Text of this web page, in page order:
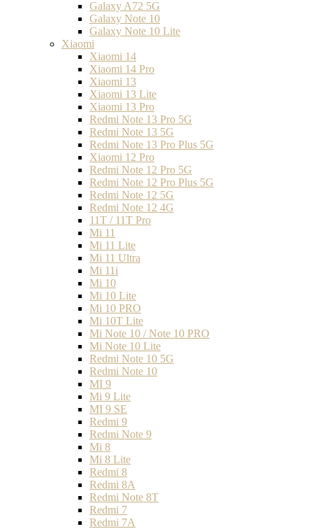
Galaxy A72 5G
Galaxy Note 10
Galaxy Note 10 Lite
Xiaomi
Xiaomi 14
Xiaomi 14 Pro
Xiaomi 13
Xiaomi 13 Lite
Xiaomi 13 Pro
Redmi Note 13 Pro 5G
Redmi Note 13 5G
Redmi Note 13 Pro Plus 5G
Xiaomi 12 Pro
Redmi Note 12 Pro 5G
Redmi Note 12 Pro Plus 5G
Redmi Note 12 5G
Redmi Note 12 4G
11T / 11T Pro
Mi 11
Mi 11 Lite
Mi 11 Ultra
Mi 11i
Mi 10
Mi 10 Lite
Mi 10 PRO
Mi 10T Lite
Mi Note 10 / Note 10 PRO
Mi Note 10 Lite
Redmi Note 10 5G
Redmi Note 10
MI 9
Mi 9 Lite
MI 9 SE
Redmi 9
Redmi Note 9
Mi 8
Mi 8 Lite
Redmi 8
Redmi 8A
Redmi Note 8T
Redmi 7
Redmi 7A